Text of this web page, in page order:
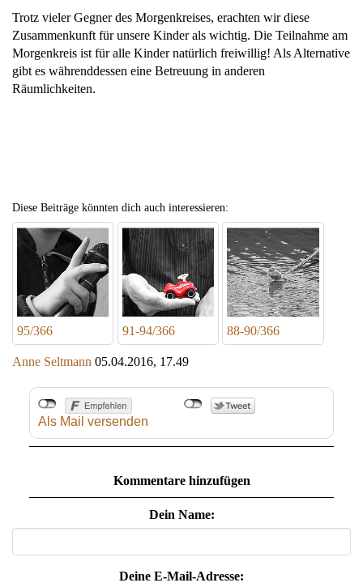
Trotz vieler Gegner des Morgenkreises, erachten wir diese
Zusammenkunft für unsere Kinder als wichtig. Die Teilnahme am
Morgenkreis ist für alle Kinder natürlich freiwillig! Als Alternative
gibt es währenddessen eine Betreuung in anderen
Räumlichkeiten.
Diese Beiträge könnten dich auch interessieren:
95/366 91-94/366 88-90/366
Anne Seltmann 05.04.2016, 17.49
Als Mail versenden
Kommentare hinzufügen
Dein Name:
Deine E-Mail-Adresse: